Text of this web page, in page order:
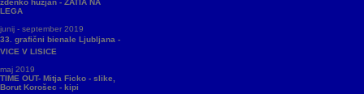
zdenko huzjan - ZATIÅ NA
LEGA
junij - september 2019
33. grafični bienale Ljubljana -
VICE V LISICE
maj 2019
TIME OUT- Mitja Ficko - slike,
Borut Korošec - kipi